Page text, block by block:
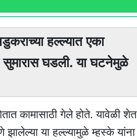
हल्ल्यात एका
सुमारास घडली. या घटनेमुळे
कामासाठी गेले होते. यावेळी शेत
या हल्ल्यामुळे म्हस्के यांना